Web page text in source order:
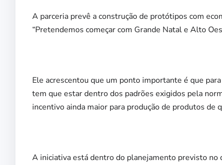
A parceria prevê a construção de protótipos com
“Pretendemos começar com Grande Natal e Alto
Ele acrescentou que um ponto importante é que
tem que estar dentro dos padrões exigidos pela
incentivo ainda maior para produção de produtos de
A iniciativa está dentro do planejamento previsto no